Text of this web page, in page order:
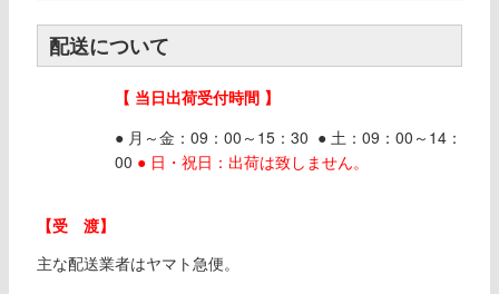
配送について
【 当日出荷受付時間 】
● 月～金：09：00～15：30 ● 土：09：00～14：
00 ● 日・祝日：出荷は致しません。
【受 渡】
主な配送業者はヤマト急便。